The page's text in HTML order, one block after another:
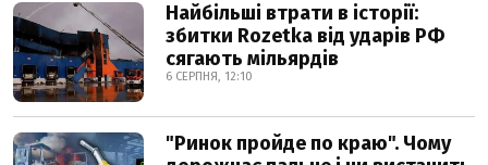
Найбільші втрати в історії:
збитки Rozetka від ударів РФ
сягають мільярдів
6 СЕРПНЯ, 12:10
"Ринок пройде по краю". Чому